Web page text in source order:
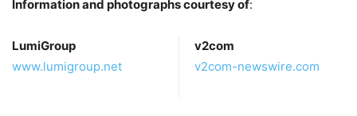
Information and photographs courtesy of:
LumiGroup
www.lumigroup.net
v2com
v2com-newswire.com